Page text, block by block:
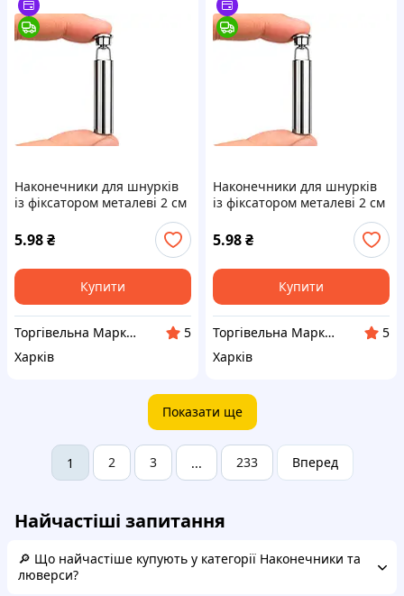
Наконечники для шнурків
із фіксатором металеві 2 см
5.98₴
Купити
Торгівельна Марка "FromFactory"
5
Харків
Наконечники для шнурків
із фіксатором металеві 2 см
5.98₴
Купити
Торгівельна Марка "FromFactory"
5
Харків
Показати ще
1 2 3 ... 233 Вперед
Найчастіші запитання
🔎 Що найчастіше купують у категорії Наконечники та
люверси?